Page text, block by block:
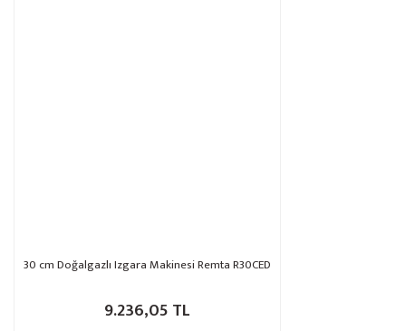
30 cm Doğalgazlı Izgara Makinesi Remta R30CED
9.236,05 TL